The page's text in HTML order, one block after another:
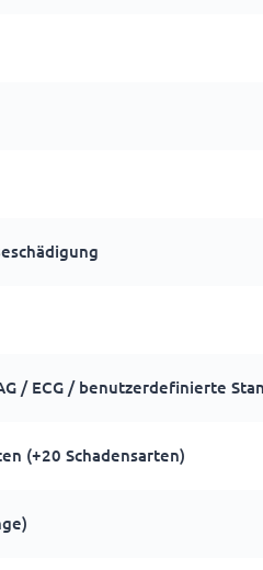
/ ECG / benutzerdefinierte
(+20 Schadensarten)